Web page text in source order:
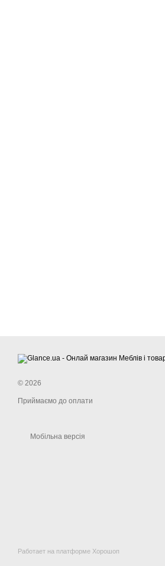
© 2026
Приймаємо до оплати
Мобільна версія
Работает на платформе Хорошоп